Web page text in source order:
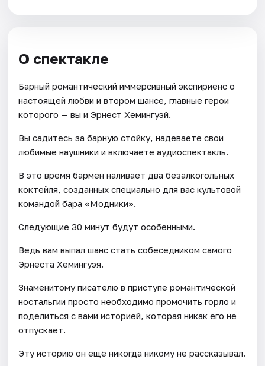
О спектакле
Барный романтический иммерсивный экспириенс о
настоящей любви и втором шансе, главные герои
которого — вы и Эрнест Хемингуэй.
Вы садитесь за барную стойку, надеваете свои
любимые наушники и включаете аудиоспектакль.
В это время бармен наливает два безалкогольных
коктейля, созданных специально для вас культовой
командой бара «Модники».
Следующие 30 минут будут особенными.
Ведь вам выпал шанс стать собеседником самого
Эрнеста Хемингуэя.
Знаменитому писателю в приступе романтической
ностальгии просто необходимо промочить горло и
поделиться с вами историей, которая никак его не
отпускает.
Эту историю он ещё никогда никому не рассказывал.